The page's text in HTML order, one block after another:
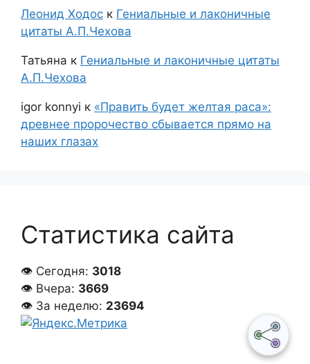
Леонид Ходос к Гениальные и лаконичные
цитаты А.П.Чехова
Татьяна к Гениальные и лаконичные цитаты
А.П.Чехова
igor konnyi к «Править будет желтая раса»:
древнее пророчество сбывается прямо на
наших глазах
Статистика сайта
👁 Сегодня: 3018
👁 Вчера: 3669
👁 За неделю: 23694